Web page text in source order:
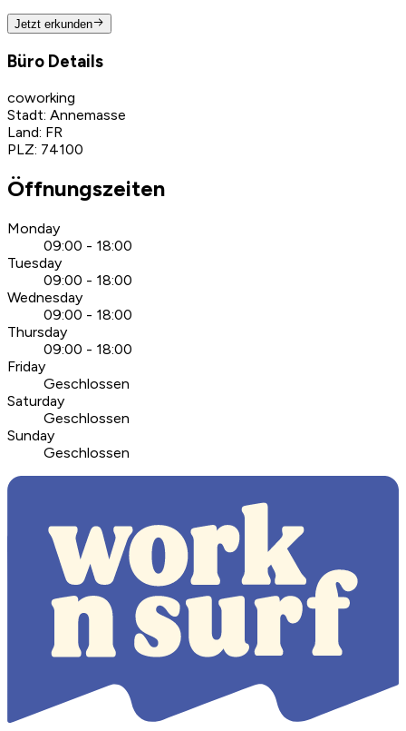
Jetzt erkunden
Büro Details
coworking
Stadt: Annemasse
Land: FR
PLZ: 74100
Öffnungszeiten
Monday
09:00 - 18:00
Tuesday
09:00 - 18:00
Wednesday
09:00 - 18:00
Thursday
09:00 - 18:00
Friday
Geschlossen
Saturday
Geschlossen
Sunday
Geschlossen